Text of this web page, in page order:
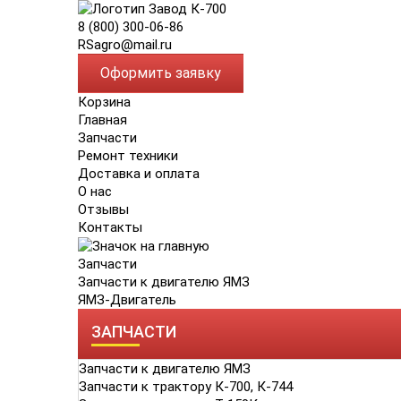
8 (800) 300-06-86
RSagro@mail.ru
Оформить заявку
Корзина
Главная
Запчасти
Ремонт техники
Доставка и оплата
О нас
Отзывы
Контакты
Запчасти
Запчасти к двигателю ЯМЗ
ЯМЗ-Двигатель
ЗАПЧАСТИ
Запчасти к двигателю ЯМЗ
Запчасти к трактору К-700, К-744